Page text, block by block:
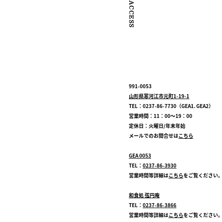
991-0053
山形県寒河江市元町1-19-1
TEL：0237-86-7730（GEA1. GEA2）
営業時間：11：00～19：00
定休日：火曜日/年末年始
メールでのお問合せはこちら
GEA 0053
TEL： 0237-86-3930
営業時間等詳細はこちらをご覧ください
和食処 弦円庵
TEL： 0237-86-3866
営業時間等詳細はこちらをご覧ください